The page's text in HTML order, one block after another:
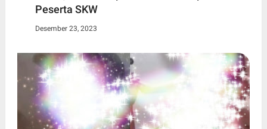
Peserta SKW
Desember 23, 2023